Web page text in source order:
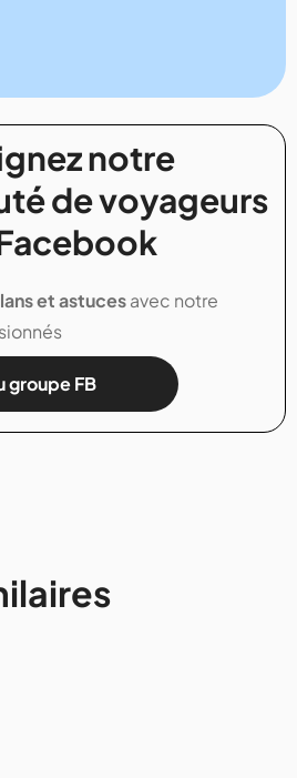
notre
de voyageurs
et astucesavec notre
groupe FB